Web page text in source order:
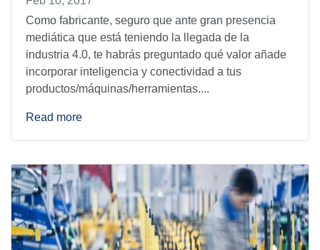
Como fabricante, seguro que ante gran presencia
mediática que está teniendo la llegada de la
industria 4.0, te habrás preguntado qué valor añade
incorporar inteligencia y conectividad a tus
productos/máquinas/herramientas....
Read more